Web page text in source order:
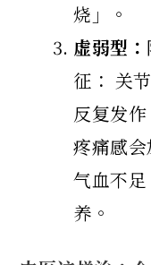
烧」。
虚弱型：
征： 关
反复发
疼痛感
气血不
养。